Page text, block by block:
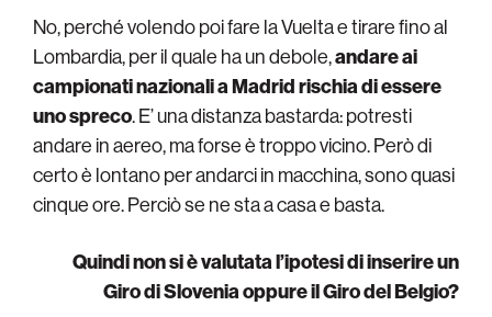
No, perché volendo poi fare la Vuelta e tirare fino al
Lombardia, per il quale ha un debole,andare ai
campionati nazionali a Madrid rischia di essere
uno spreco. E’ una distanza bastarda: potresti
andare in aereo, ma forse è troppo vicino. Però di
certo è lontano per andarci in macchina, sono quasi
cinque ore. Perciò se ne sta a casa e basta.
Quindi non si è valutata l’ipotesi di inserire un
Giro di Slovenia oppure il Giro del Belgio?